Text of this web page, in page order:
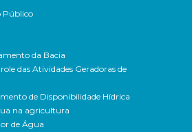
Público
da Bacia
das Atividades Geradoras de
de Disponibilidade Hídrica
na agricultura
de Água